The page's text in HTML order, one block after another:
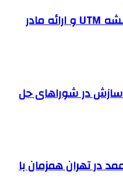
جزئیات ثبت ادعا، تهیه نقشه UTM و ارائه مادر
در شوراهای حل
غیرعمد در تهران همزمان با